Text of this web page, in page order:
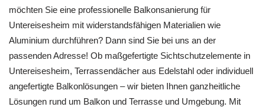
möchten Sie eine professionelle Balkonsanierung für
Untereisesheim mit widerstandsfähigen Materialien wie
Aluminium durchführen? Dann sind Sie bei uns an der
passenden Adresse! Ob maßgefertigte Sichtschutzelemente in
Untereisesheim, Terrassendächer aus Edelstahl oder individuell
angefertigte Balkonlösungen – wir bieten Ihnen ganzheitliche
Lösungen rund um Balkon und Terrasse und Umgebung. Mit